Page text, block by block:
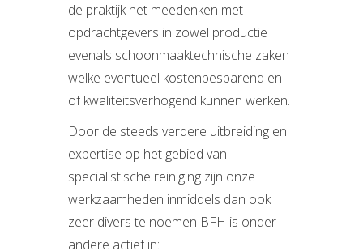
de praktijk het meedenken met
opdrachtgevers in zowel productie
evenals schoonmaaktechnische zaken
welke eventueel kostenbesparend en
of kwaliteitsverhogend kunnen werken.
Door de steeds verdere uitbreiding en
expertise op het gebied van
specialistische reiniging zijn onze
werkzaamheden inmiddels dan ook
zeer divers te noemen BFH is onder
andere actief in: